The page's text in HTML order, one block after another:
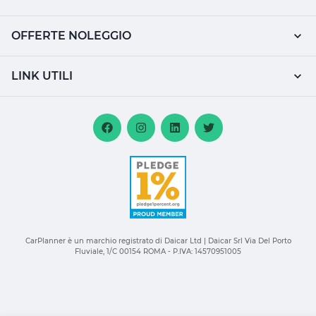
OFFERTE NOLEGGIO
LINK UTILI
CarPlanner è un marchio registrato di Daicar Ltd | Daicar Srl Via Del Porto
Fluviale, 1/C 00154 ROMA - P.IVA: 14570951005